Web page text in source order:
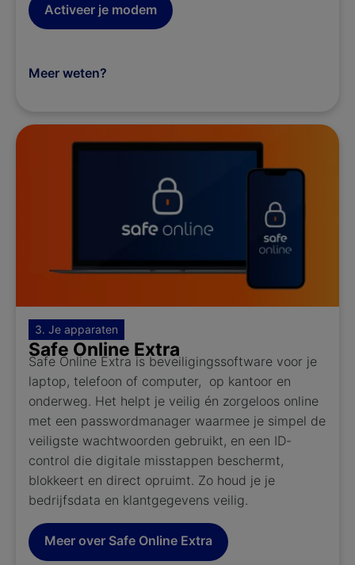
Activeer je modem
Meer weten?
3. Je apparaten
Safe Online Extra
Safe Online Extra is beveiligingssoftware voor je
laptop, telefoon of computer, op kantoor en
onderweg. Het helpt je veilig én zorgeloos online
met een passwordmanager waarmee je simpel de
veiligste wachtwoorden gebruikt, en een ID-
control die digitale misstappen beschermt,
blokkeert en direct opruimt. Zo houd je je
bedrijfsdata en klantgegevens veilig.​
Meer over Safe Online Extra